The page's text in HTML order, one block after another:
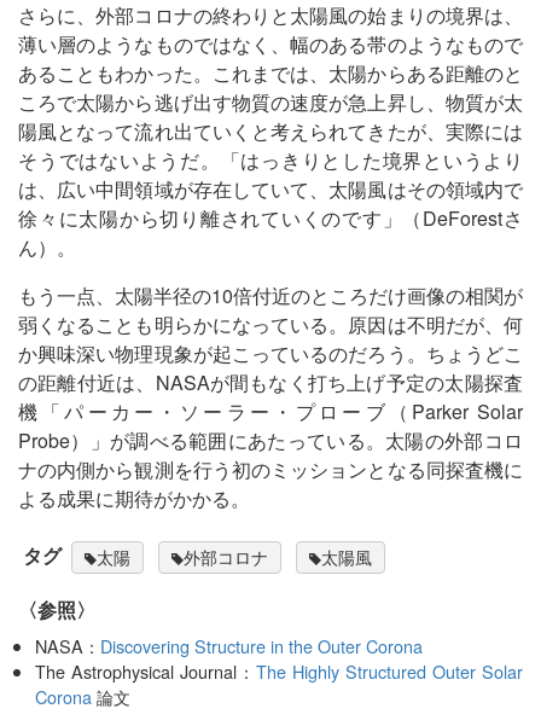
さらに、外部コロナの終わりと太陽風の始まりの境界は、
薄い層のようなものではなく、幅のある帯のようなもので
あることもわかった。これまでは、太陽からある距離のと
ころで太陽から逃げ出す物質の速度が急上昇し、物質が太
陽風となって流れ出ていくと考えられてきたが、実際には
そうではないようだ。「はっきりとした境界というより
は、広い中間領域が存在していて、太陽風はその領域内で
徐々に太陽から切り離されていくのです」（DeForestさ
ん）。
もう一点、太陽半径の10倍付近のところだけ画像の相関が
弱くなることも明らかになっている。原因は不明だが、何
か興味深い物理現象が起こっているのだろう。ちょうどこ
の距離付近は、NASAが間もなく打ち上げ予定の太陽探査
機「パーカー・ソーラー・プローブ（Parker Solar
Probe）」が調べる範囲にあたっている。太陽の外部コロ
ナの内側から観測を行う初のミッションとなる同探査機に
よる成果に期待がかかる。
タグ 太陽 外部コロナ 太陽風
〈参照〉
NASA： Discovering Structure in the Outer Corona
The Astrophysical Journal：The Highly Structured Outer Solar
Corona論文